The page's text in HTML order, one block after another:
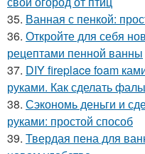
35. Ванная с пенкой:
36. Откройте для себя
рецептами пенной ванны
37. DIY fireplace foam
руками. Как сделать
38. Сэкономь деньги и
руками: простой способ
39. Твердая пена для